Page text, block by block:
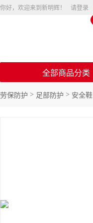
你好，欢迎来到新明辉！ 请登录
全部商品分类
劳保防护 > 足部防护 > 安全鞋